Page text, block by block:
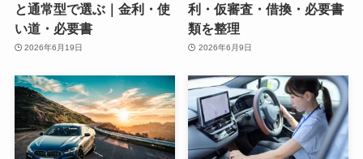
と通常型で選ぶ｜金利・使
い道・必要書
2026年6月19日
利・仮審査・借換・必要書
類を整理
2026年6月9日